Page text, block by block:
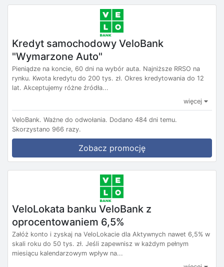
Kredyt samochodowy VeloBank
"Wymarzone Auto"
Pieniądze na koncie, 60 dni na wybór auta. Najniższe RRSO na
rynku. Kwota kredytu do 200 tys. zł. Okres kredytowania do 12
lat. Akceptujemy różne źródła...
więcej
VeloBank. Ważne do odwołania. Dodano 484 dni temu.
Skorzystano 966 razy.
Zobacz promocję
VeloLokata banku VeloBank z
oprocentowaniem 6,5%
Załóż konto i zyskaj na VeloLokacie dla Aktywnych nawet 6,5% w
skali roku do 50 tys. zł. Jeśli zapewnisz w każdym pełnym
miesiącu kalendarzowym wpływ na...